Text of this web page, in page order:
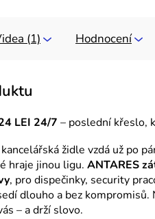
(1) Hodnocení
LEI 24/7 – poslední křeslo,
židle vzdá už po
hraje jinou ligu. ANTARES
, pro dispečinky, security
dlouho a bez
– a drží slovo.